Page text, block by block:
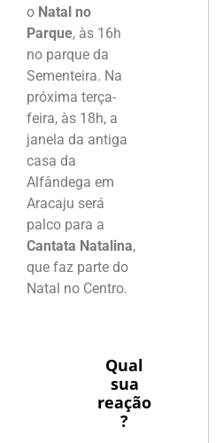
o Natal no
Parque, às 16h
no parque da
Sementeira. Na
próxima terça-
feira, às 18h, a
janela da antiga
casa da
Alfândega em
Aracaju será
palco para a
Cantata Natalina,
que faz parte do
Natal no Centro.
Qual
sua
reação
?